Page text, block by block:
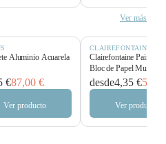
Ver más
Aluminio Acuarela
€87,00 €
Ver producto
CLAIREFONTAINE
Clairefontaine
Bloc de Papel
250 g/m²
desde4,35 €5,80
Ver producto